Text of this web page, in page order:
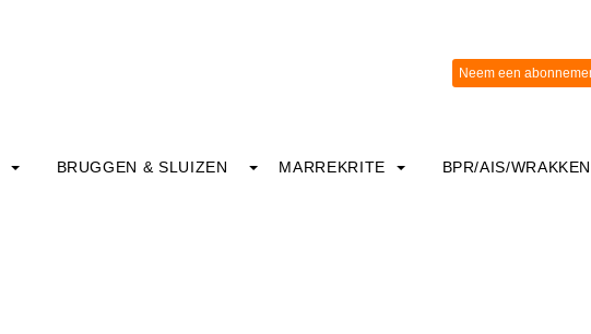
BRUGGEN & SLUIZEN MARREKRITE BPR/AIS/WRAKKEN